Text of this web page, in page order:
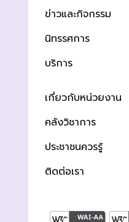
ข่าวและกิจกรรม
นิทรรศการ
บริการ
เกี่ยวกับหน่วยงาน
คลังวิชาการ
ประชาชนควรรู้
ติดต่อเรา